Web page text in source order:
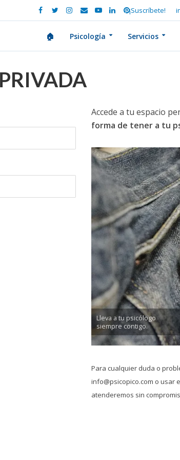
¡Suscríbete!
🏠 Psicología Servicios
Accede a tu espacio
forma de tener a tu
Lleva a tu psicólogo
siempre contigo.
Para cualquier duda o
info@psicopico.com o usar
atenderemos sin